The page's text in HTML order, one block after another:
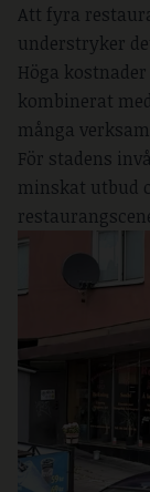
Att fyra
understryker
Höga
kombinerat
många
För stadens
minskat utbud